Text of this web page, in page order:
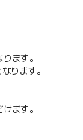
ます。
ります。
ます。